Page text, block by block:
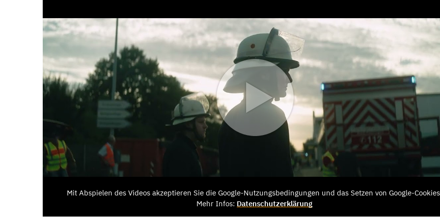
Mit Abspielen des Videos akzeptieren Sie die Google-Nutzungsbedingungen und das Setzen von Google-
Mehr Infos: Datenschutzerklärung